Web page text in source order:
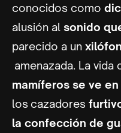
conocidos como
alusión al sonido
parecido a un
amenazada. La
mamíferos se ve
los cazadores
la confección de